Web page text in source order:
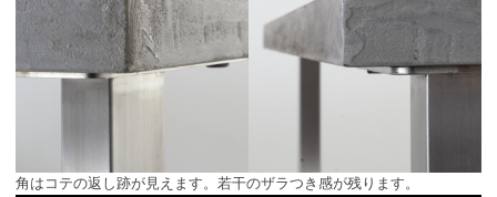
角はコテの返し跡が見えます。若干のザラつき感が残ります。